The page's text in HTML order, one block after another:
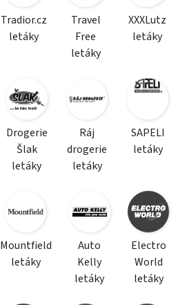
Tradior.cz
letáky
Travel
Free
letáky
XXXLutz
letáky
Drogerie
Šlak
letáky
Ráj
drogerie
letáky
SAPELI
letáky
Mountfield
letáky
Auto
Kelly
letáky
Electro
World
letáky